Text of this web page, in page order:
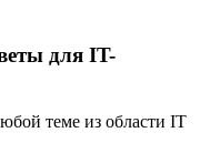
для IT-
теме из области IT